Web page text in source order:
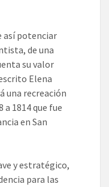
así potenciar
de una
su valor
Elena
una recreación
a 1814 que fue
en San
y estratégico,
para las